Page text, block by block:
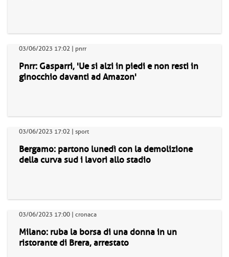
03/06/2023 17:02 | pnrr
Pnrr: Gasparri, 'Ue si alzi in piedi e non resti in
ginocchio davanti ad Amazon'
03/06/2023 17:02 | sport
Bergamo: partono lunedì con la demolizione
della curva sud i lavori allo stadio
03/06/2023 17:00 | cronaca
Milano: ruba la borsa di una donna in un
ristorante di Brera, arrestato